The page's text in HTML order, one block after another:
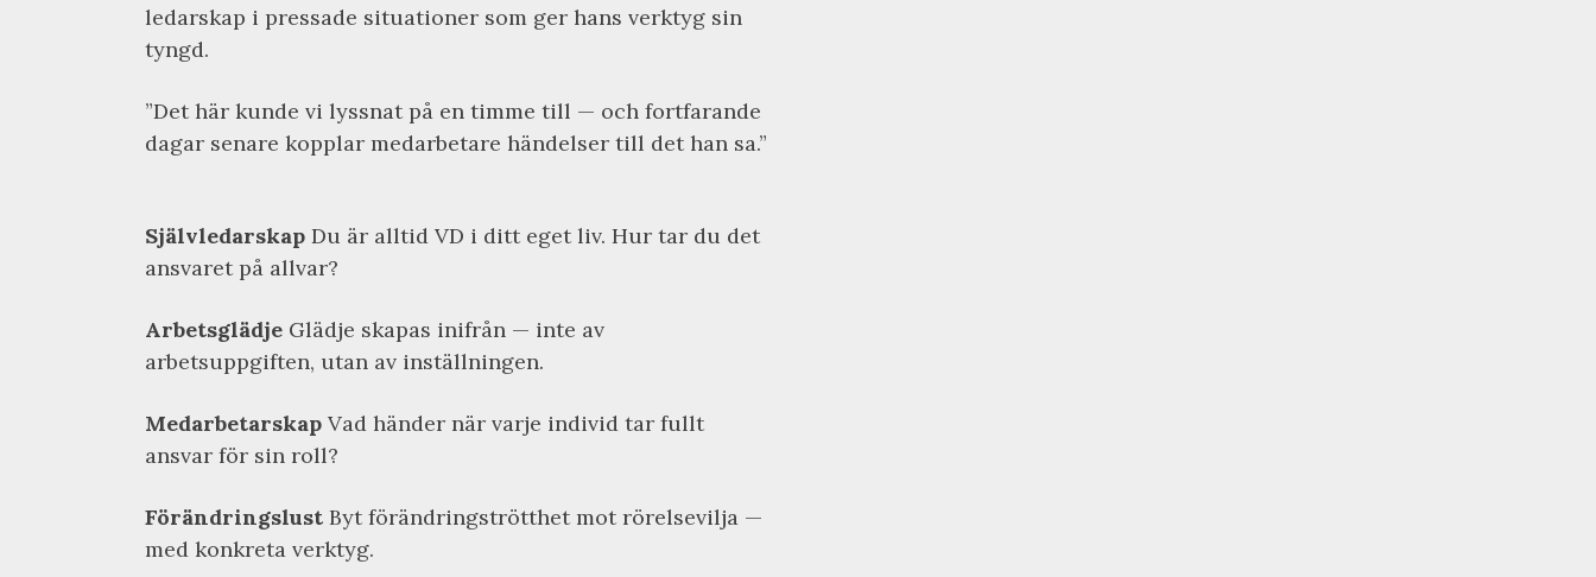
ledarskap i pressade situationer som ger hans verktyg sin
tyngd.
”Det här kunde vi lyssnat på en timme till — och fortfarande
dagar senare kopplar medarbetare händelser till det han sa.”
Självledarskap Du är alltid VD i ditt eget liv. Hur tar du det
ansvaret på allvar?
Arbetsglädje Glädje skapas inifrån — inte av
arbetsuppgiften, utan av inställningen.
Medarbetarskap Vad händer när varje individ tar fullt
ansvar för sin roll?
Förändringslust Byt förändringströtthet mot rörelsevilja —
med konkreta verktyg.